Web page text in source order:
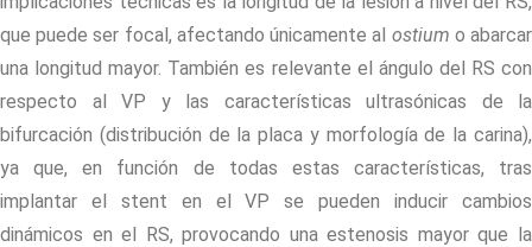
que puede ser focal, afectando únicamente al ostium o abarcar
una longitud mayor. También es relevante el ángulo del RS con
respecto al VP y las características ultrasónicas de la
bifurcación (distribución de la placa y morfología de la carina),
ya que, en función de todas estas características, tras
implantar el stent en el VP se pueden inducir cambios
dinámicos en el RS, provocando una estenosis mayor que la